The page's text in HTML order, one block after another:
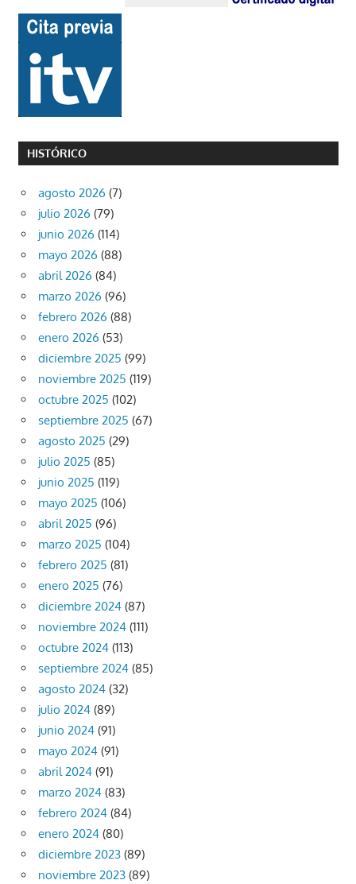
HISTÓRICO
agosto 2026 (7)
julio 2026 (79)
junio 2026 (114)
mayo 2026 (88)
abril 2026 (84)
marzo 2026 (96)
febrero 2026 (88)
enero 2026 (53)
diciembre 2025 (99)
noviembre 2025 (119)
octubre 2025 (102)
septiembre 2025 (67)
agosto 2025 (29)
julio 2025 (85)
junio 2025 (119)
mayo 2025 (106)
abril 2025 (96)
marzo 2025 (104)
febrero 2025 (81)
enero 2025 (76)
diciembre 2024 (87)
noviembre 2024 (111)
octubre 2024 (113)
septiembre 2024 (85)
agosto 2024 (32)
julio 2024 (89)
junio 2024 (91)
mayo 2024 (91)
abril 2024 (91)
marzo 2024 (83)
febrero 2024 (84)
enero 2024 (80)
diciembre 2023 (89)
noviembre 2023 (89)